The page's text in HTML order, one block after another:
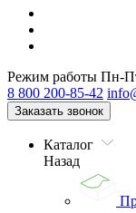
Режим работы Пн-
8 800 200-85-42
Заказать звонок
Каталог
Назад